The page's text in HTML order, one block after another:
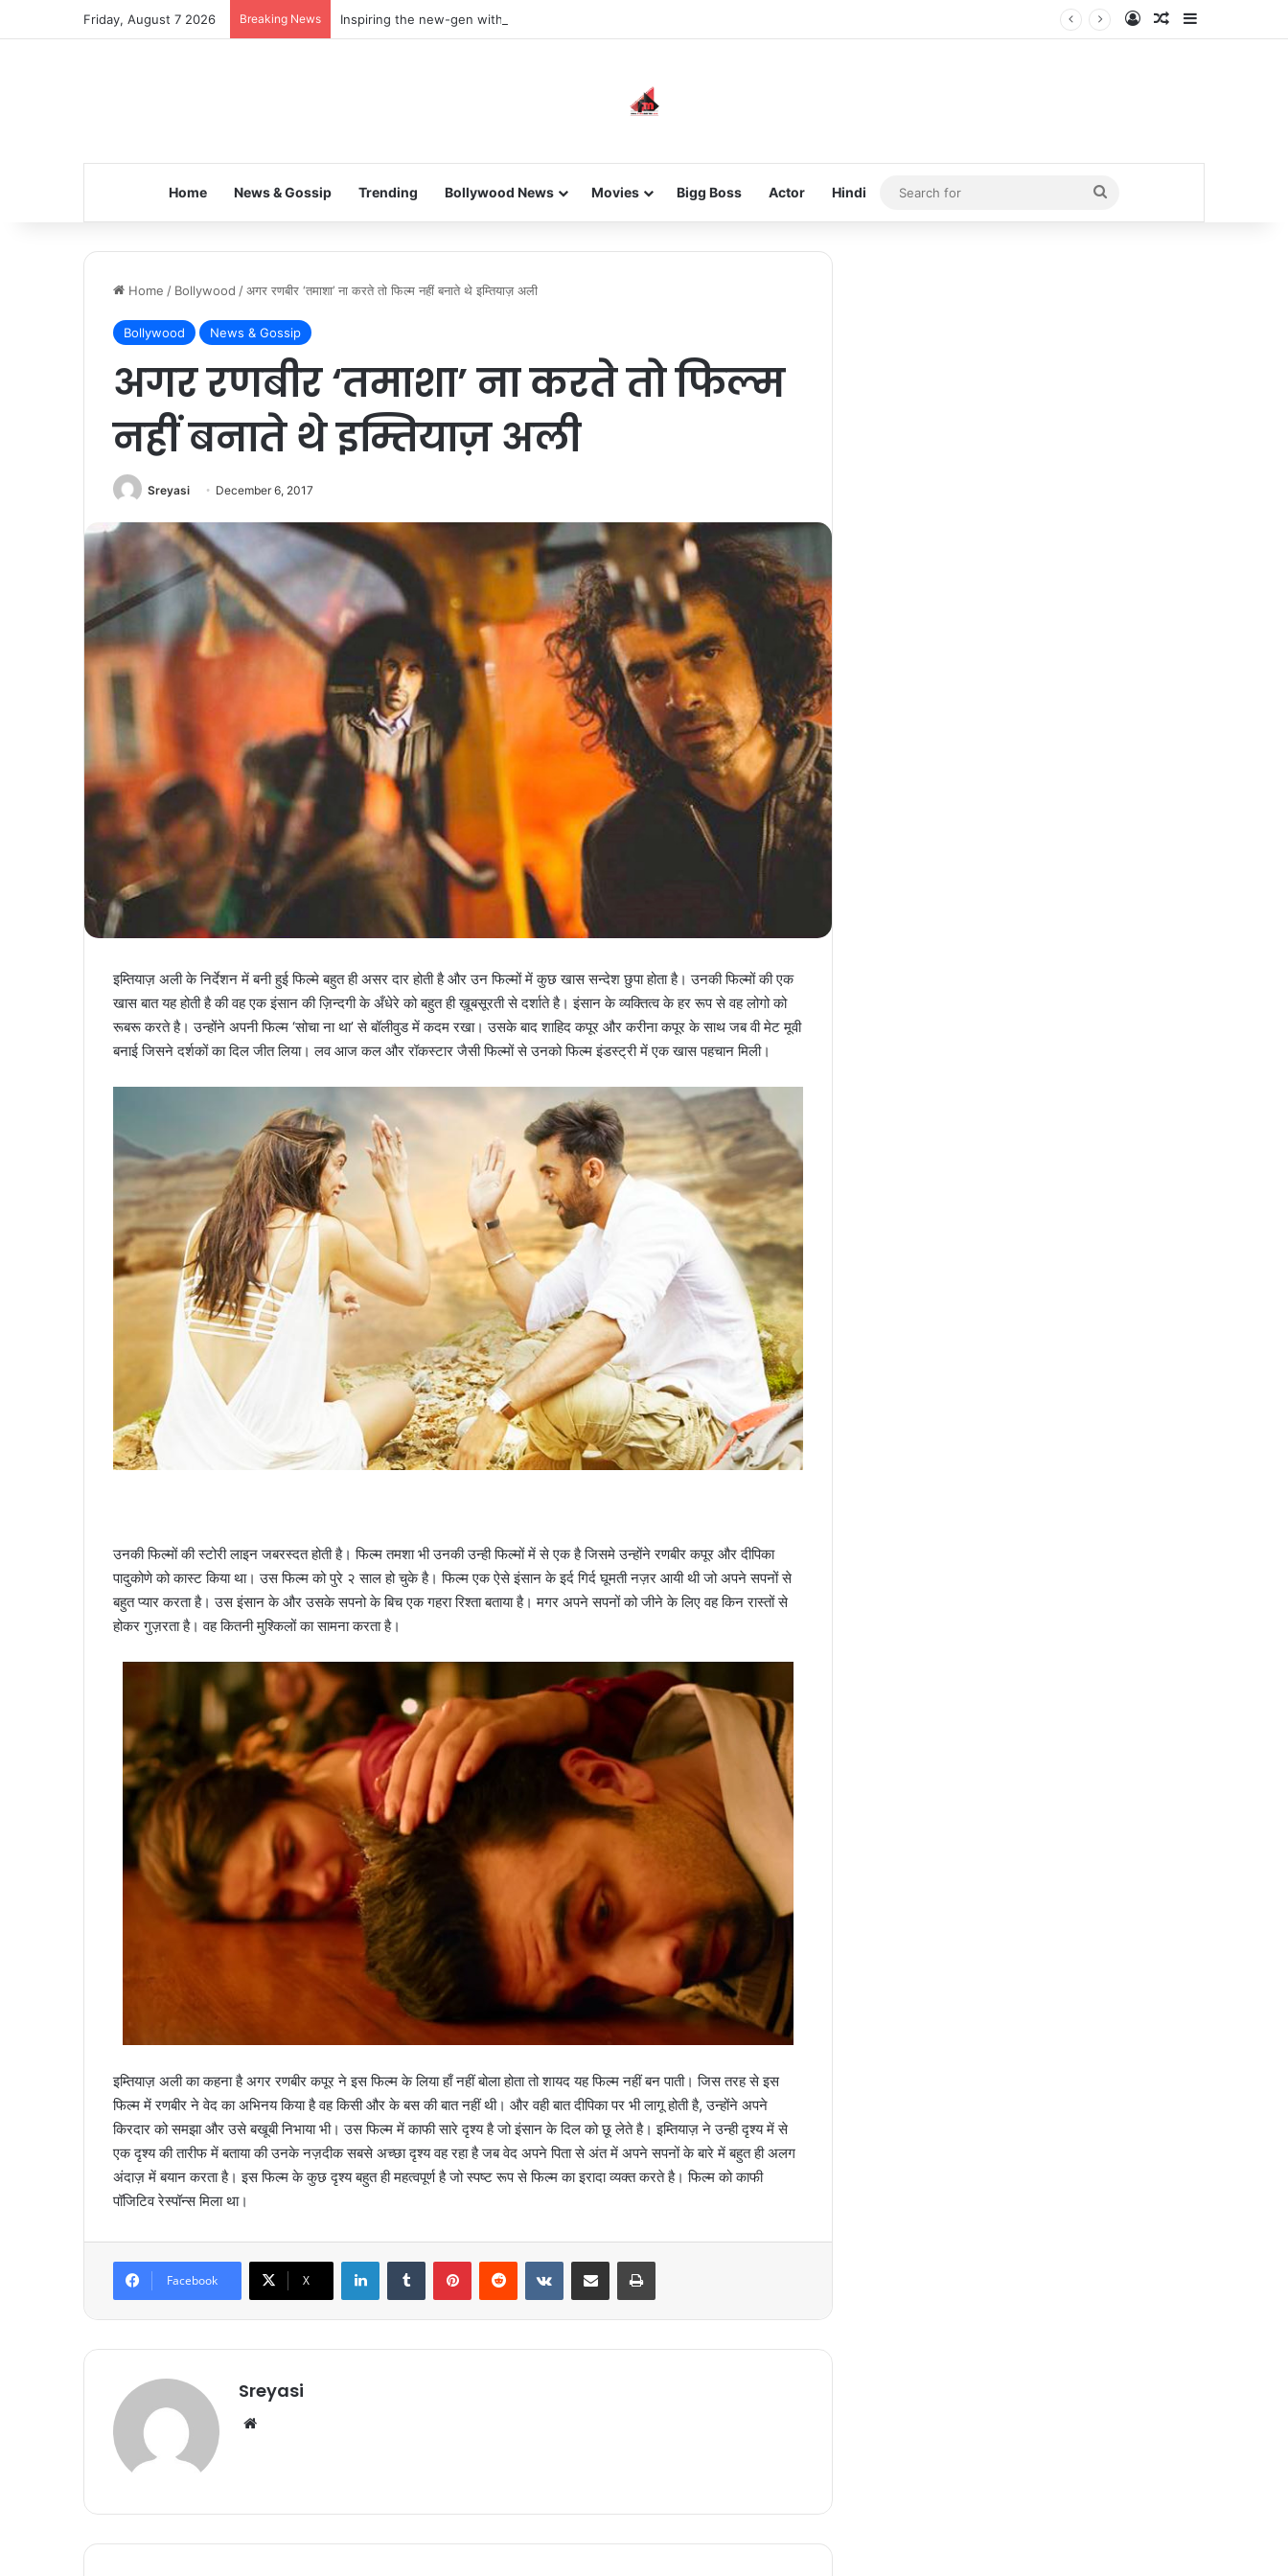
Friday, August 7 2026 Breaking News Inspiring the new-gen with her journey in fashion, meet Jaya Thakur. Log InRandom Article
Home News & Gossip Trending Bollywood News Movies Bigg Boss Actor Hindi
Search
for
Home / Bollywood /अगर रणबीर ‘तमाशा’ ना करते तो फिल्म नहीं बनाते थे इम्तियाज़ अली
Bollywood News & Gossip
अगर रणबीर ‘तमाशा’ ना करते तो फिल्म
नहीं बनाते थे इम्तियाज़ अली
Sreyasi December 6, 2017
इम्तियाज़ अली के निर्देशन में बनी हुई फिल्मे बहुत ही असर दार होती है और उन फिल्मों में कुछ खास सन्देश छुपा होता है। उनकी फिल्मों की एक
खास बात यह होती है की वह एक इंसान की ज़िन्दगी के अँधेरे को बहुत ही ख़ूबसूरती से दर्शाते है। इंसान के व्यक्तित्व के हर रूप से वह लोगो को
रूबरू करते है। उन्होंने अपनी फिल्म ‘सोचा ना था’ से बॉलीवुड में कदम रखा। उसके बाद शाहिद कपूर और करीना कपूर के साथ जब वी मेट मूवी
बनाई जिसने दर्शकों का दिल जीत लिया। लव आज कल और रॉकस्टार जैसी फिल्मों से उनको फिल्म इंडस्ट्री में एक खास पहचान मिली।
उनकी फिल्मों की स्टोरी लाइन जबरस्दत होती है। फिल्म तमशा भी उनकी उन्ही फिल्मों में से एक है जिसमे उन्होंने रणबीर कपूर और दीपिका
पादुकोणे को कास्ट किया था। उस फिल्म को पुरे २ साल हो चुके है। फिल्म एक ऐसे इंसान के इर्द गिर्द घूमती नज़र आयी थी जो अपने सपनों से
बहुत प्यार करता है। उस इंसान के और उसके सपनो के बिच एक गहरा रिश्ता बताया है। मगर अपने सपनों को जीने के लिए वह किन रास्तों से
होकर गुज़रता है। वह कितनी मुश्किलों का सामना करता है।
इम्तियाज़ अली का कहना है अगर रणबीर कपूर ने इस फिल्म के लिया हाँ नहीं बोला होता तो शायद यह फिल्म नहीं बन पाती। जिस तरह से इस
फिल्म में रणबीर ने वेद का अभिनय किया है वह किसी और के बस की बात नहीं थी। और वही बात दीपिका पर भी लागू होती है, उन्होंने अपने
किरदार को समझा और उसे बखूबी निभाया भी। उस फिल्म में काफी सारे दृश्य है जो इंसान के दिल को छू लेते है। इम्तियाज़ ने उन्ही दृश्य में से
एक दृश्य की तारीफ में बताया की उनके नज़दीक सबसे अच्छा दृश्य वह रहा है जब वेद अपने पिता से अंत में अपने सपनों के बारे में बहुत ही अलग
अंदाज़ में बयान करता है। इस फिल्म के कुछ दृश्य बहुत ही महत्वपूर्ण है जो स्पष्ट रूप से फिल्म का इरादा व्यक्त करते है। फिल्म को काफी
पॉजिटिव रेस्पॉन्स मिला था।
Facebook X
Sreyasi